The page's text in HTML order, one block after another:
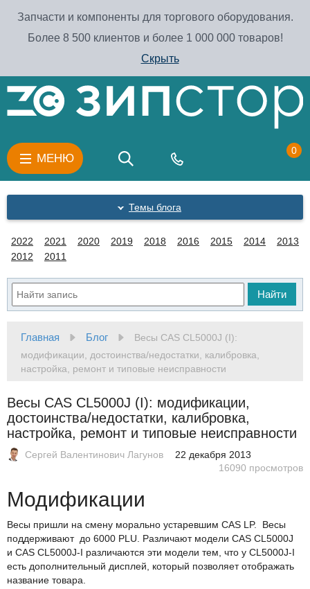
Запчасти и компоненты для торгового оборудования.
Более 8 500 клиентов и более 1 000 000 товаров!
Скрыть
МЕНЮ
0
Темы блога
2022 2021 2020 2019 2018 2016 2015 2014
2013
2012
2011
Найти
Главная Блог
Весы CAS CL5000J (I):
модификации, достоинства/недостатки, калибровка,
настройка, ремонт и типовые неисправности
Весы CAS CL5000J (I): модификации,
достоинства/недостатки, калибровка,
настройка, ремонт и типовые неисправности
Сергей Валентинович Лагунов
22 декабря 2013
16090 просмотров
Модификации
Весы пришли на смену морально устаревшим CAS LP. Весы
поддерживают до 6000 PLU. Различают модели CAS CL5000J
и CAS CL5000J-I различаются эти модели тем, что у CL5000J-I
есть дополнительный дисплей, который позволяет отображать
название товара.